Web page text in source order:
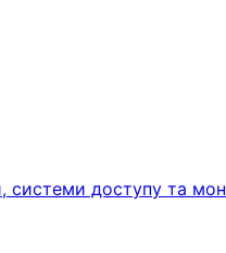
системи доступу та